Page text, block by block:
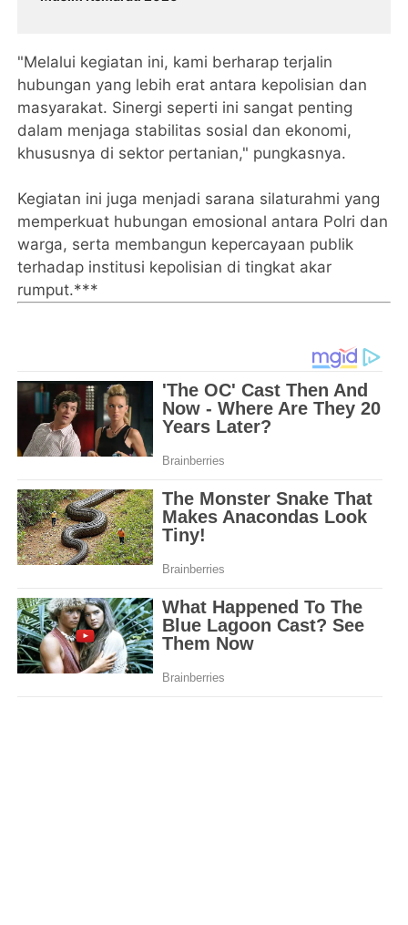
"Melalui kegiatan ini, kami berharap terjalin
hubungan yang lebih erat antara kepolisian dan
masyarakat. Sinergi seperti ini sangat penting
dalam menjaga stabilitas sosial dan ekonomi,
khususnya di sektor pertanian," pungkasnya.
Kegiatan ini juga menjadi sarana silaturahmi yang
memperkuat hubungan emosional antara Polri dan
warga, serta membangun kepercayaan publik
terhadap institusi kepolisian di tingkat akar
rumput.***